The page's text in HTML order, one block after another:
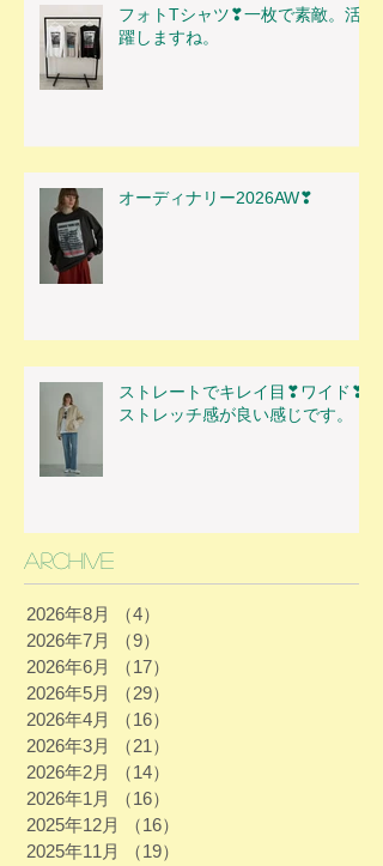
フォトTシャツ❣一枚で素敵。活
躍しますね。
オーディナリー2026AW❣
ストレートでキレイ目❣ワイド❣
ストレッチ感が良い感じです。
Archive
2026年8月 （4）
2026年7月
（9）
2026年6月
（17）
2026年5月
（29）
2026年4月
（16）
2026年3月
（21）
2026年2月
（14）
2026年1月
（16）
2025年12月
（16）
2025年11月
（19）